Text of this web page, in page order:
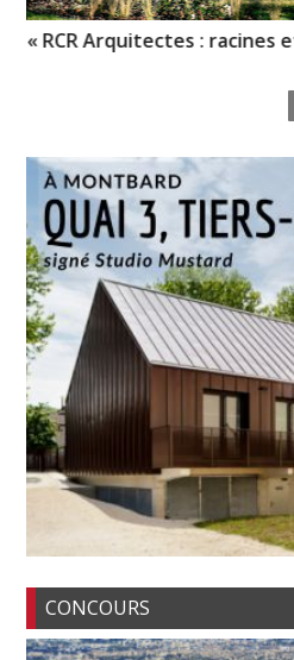
« RCR Arquitectes : racines
CONCOURS